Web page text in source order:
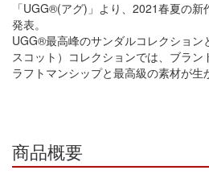
「UGG®(アグ)」より、2021春夏の
発表。
UGG®最高峰のサンダルコレクション
スコット）コレクションでは、ブラン
ラフトマンシップと最高級の素材が生
商品概要